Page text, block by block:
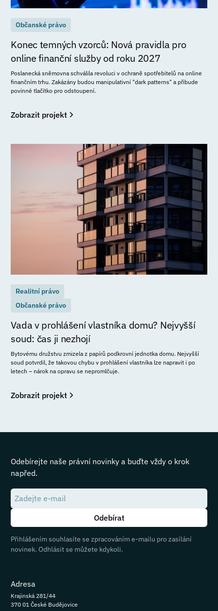
Občanské právo
Konec temných vzorců: Nová pravidla pro
online finanční služby od roku 2027
Poslanecká sněmovna schválila revoluci v ochraně spotřebitelů na online
finančním trhu. Zakázány budou manipulativní "dark patterns" a přibude
povinné tlačítko pro odstoupení.
Zobrazit projekt
Realitní právo
Občanské právo
Vada v prohlášení vlastníka domu? Nejvyšší
soud: čas ji nezhojí
Bytovému družstvu zmizela z papírů podkrovní jednotka domu. Nejvyšší
soud potvrdil, že takovou chybu v prohlášení vlastníka lze napravit i po
letech – nárok na opravu se nepromlčuje.
Zobrazit projekt
Odebírejte naše právní novinky a buďte vždy o krok
napřed.
Přihlášením souhlasíte se zpracováním e-mailu pro zasílání
novinek. Odhlásit se můžete kdykoli.
Adresa
Krajinská 281/44
370 01 České Budějovice